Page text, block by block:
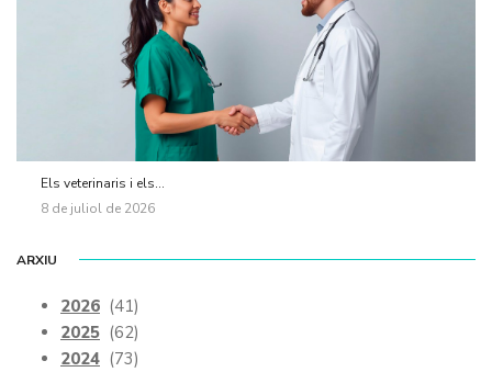
Els veterinaris i els...
8 de juliol de 2026
ARXIU
2026 (41)
2025 (62)
2024 (73)